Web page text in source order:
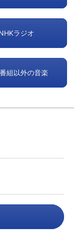
ラジオ
組以外の音楽